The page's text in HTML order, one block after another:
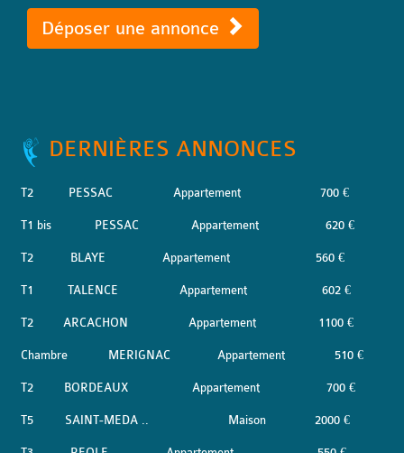
Déposer une annonce
DERNIÈRES ANNONCES
T2 PESSAC Appartement 700 €
T1 bis PESSAC Appartement 620 €
T2 BLAYE Appartement 560 €
T1 TALENCE Appartement 602 €
T2 ARCACHON Appartement 1100 €
Chambre MERIGNAC Appartement 510 €
T2 BORDEAUX Appartement 700 €
T5 SAINT-MEDA .. Maison 2000 €